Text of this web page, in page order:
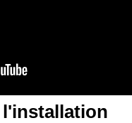
l'installation